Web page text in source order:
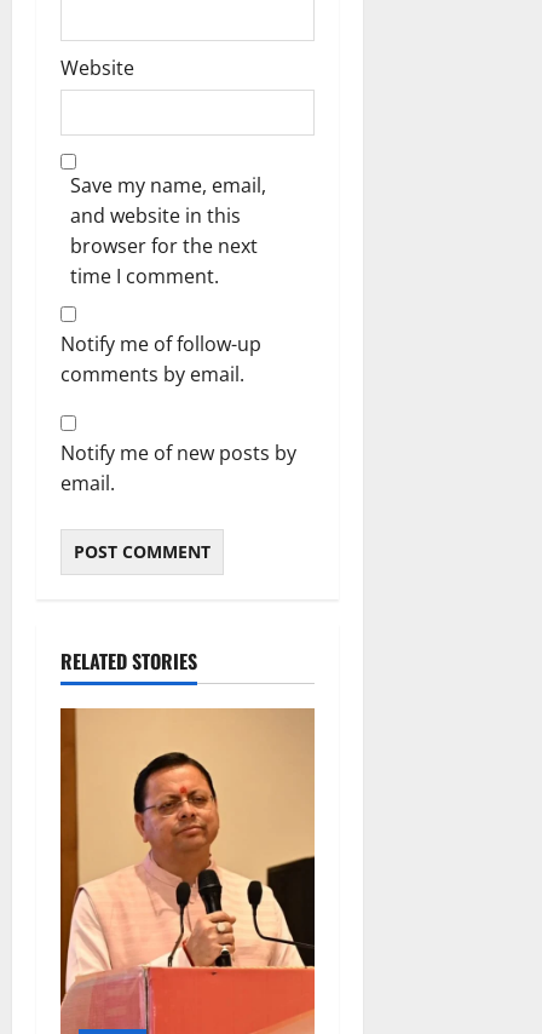
Website
Save my name, email,
and website in this
browser for the next
time I comment.
Notify me of follow-up
comments by email.
Notify me of new posts by
email.
RELATED STORIES